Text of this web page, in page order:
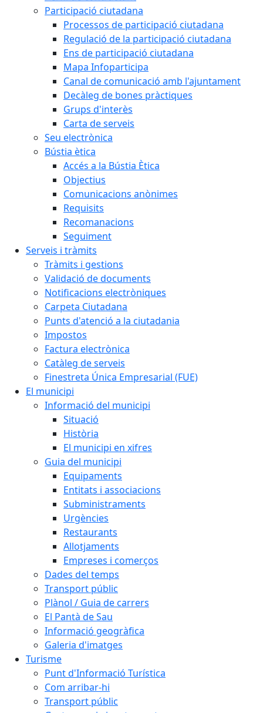
Participació ciutadana
Processos de participació ciutadana
Regulació de la participació ciutadana
Ens de participació ciutadana
Mapa Infoparticipa
Canal de comunicació amb l'ajuntament
Decàleg de bones pràctiques
Grups d'interès
Carta de serveis
Seu electrònica
Bústia ètica
Accés a la Bústia Ètica
Objectius
Comunicacions anònimes
Requisits
Recomanacions
Seguiment
Serveis i tràmits
Tràmits i gestions
Validació de documents
Notificacions electròniques
Carpeta Ciutadana
Punts d'atenció a la ciutadania
Impostos
Factura electrònica
Catàleg de serveis
Finestreta Única Empresarial (FUE)
El municipi
Informació del municipi
Situació
Història
El municipi en xifres
Guia del municipi
Equipaments
Entitats i associacions
Subministraments
Urgències
Restaurants
Allotjaments
Empreses i comerços
Dades del temps
Transport públic
Plànol / Guia de carrers
El Pantà de Sau
Informació geogràfica
Galeria d'imatges
Turisme
Punt d'Informació Turística
Com arribar-hi
Transport públic